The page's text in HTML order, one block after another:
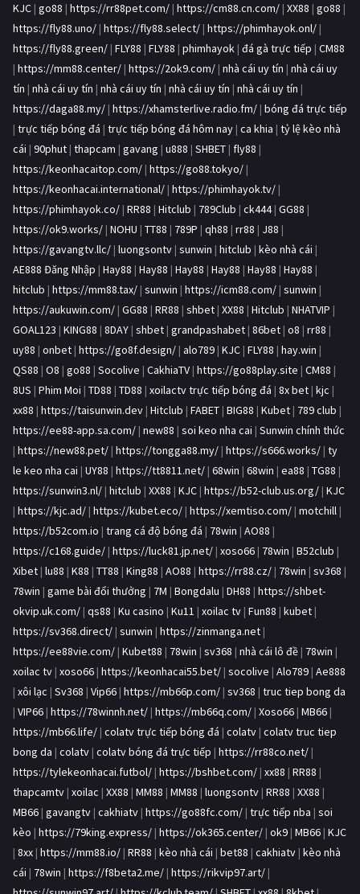
KJC | go88 | https://rr88pet.com/ | https://cm88.cn.com/ | XX88 | go88 |
https://fly88.uno/ | https://fly88.select/ | https://phimhayok.onl/ |
https://fly88.green/ | FLY88 | FLY88 | phimhayok | đá gà trực tiếp | CM88
| https://mm88.center/ | https://2ok9.com/ | nhà cái uy tín | nhà cái uy
tín | nhà cái uy tín | nhà cái uy tín | nhà cái uy tín | nhà cái uy tín |
https://daga88.my/ | https://xhamsterlive.radio.fm/ | bóng đá trực tiếp
| trực tiếp bóng đá | trực tiếp bóng đá hôm nay | ca khia | tỷ lệ kèo nhà
cái | 90phut | thapcam | gavang | u888 | SHBET | fly88 |
https://keonhacaitop.com/ | https://go88.tokyo/ |
https://keonhacai.international/ | https://phimhayok.tv/ |
https://phimhayok.co/ | RR88 | Hitclub | 789Club | ck444| GG88 |
https://ok9.works/ | NOHU | TT88 | 789P | qh88 | rr88 | J88 |
https://gavangtv.llc/ | luongsontv | sunwin | hitclub | kèo nhà cái |
AE888 Đăng Nhập | Hay88 | Hay88 | Hay88 | Hay88 | Hay88 | Hay88 |
hitclub | https://mm88.tax/ | sunwin | https://icm88.com/ | sunwin |
https://aukuwin.com/ | GG88 | RR88 | shbet | XX88 | Hitclub | NHATVIP |
GOAL123 | KING88 | 8DAY | shbet | grandpashabet | 86bet | o8 | rr88 |
uy88 | onbet | https://go8f.design/ | alo789 | KJC | FLY88 | hay.win |
QS88 | O8 | go88 | Socolive | CakhiaTV | https://go88play.site | CM88 |
8US | Phim Moi | TD88 | TD88 | xoilactv trực tiếp bóng đá | 8x bet | kjc |
xx88 | https://taisunwin.dev | Hitclub | FABET | BIG88 | Kubet | 789 club |
https://ee88-app.sa.com/ | new88 | soi keo nha cai | Sunwin chính thức
| https://new88.pet/ | https://tongga88.my/ | https://s666.works/ | ty
le keo nha cai | UY88 | https://tt8811.net/ | 68win | 68win | ea88 | TG88 |
https://sunwin3.nl/ | hitclub | XX88 | KJC | https://b52-club.us.org/ | KJC
| https://kjc.ad/ | https://kubet.eco/ | https://xemtiso.com/ | motchill |
https://b52com.io | trang cá độ bóng đá | 78win | AO88 |
https://c168.guide/ | https://luck81.jp.net/ | xoso66 | 78win | B52club |
Xibet | lu88 | K88 | TT88 | King88 | AO88 | https://rr88.cz/ | 78win | sv368 |
78win | game bài đổi thưởng | 7M | Bongdalu | DH88 | https://shbet-
okvip.uk.com/ | qs88 | Ku casino | Ku11 | xoilac tv | Fun88 | kubet |
https://sv368.direct/ | sunwin | https://zinmanga.net |
https://ee88vie.com/ | Kubet88 | 78win | sv368 | nhà cái lô đề | 78win |
xoilac tv | xoso66 | https://keonhacai55.bet/ | socolive | Alo789 | Ae888
| xôi lạc | Sv368 | Vip66 | https://mb66p.com/ | sv368 | truc tiep bong da
| VIP66 | https://78winnh.net/ | https://mb66q.com/ | Xoso66 | MB66 |
https://mb66.life/ | colatv trực tiếp bóng đá | colatv | colatv truc tiep
bong da | colatv | colatv bóng đá trực tiếp | https://rr88co.net/ |
https://tylekeonhacai.futbol/ | https://bshbet.com/ | xx88 | RR88 |
thapcamtv | xoilac | XX88 | MM88 | MM88 | luongsontv | RR88 | XX88 |
MB66 | gavangtv | cakhiatv | https://go88fc.com/ | trực tiếp nba | soi
kèo | https://79king.express/ | https://ok365.center/ | ok9 | MB66 | KJC
| 8xx | https://mm88.io/ | RR88 | kèo nhà cái | bet88 | cakhiatv | kèo nhà
cái | 78win | https://f8beta2.me/ | https://rikvip97.art/ |